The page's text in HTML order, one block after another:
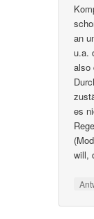
an
u.a.
also
es
will,